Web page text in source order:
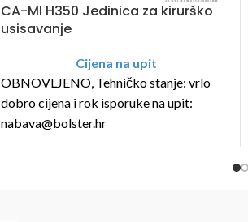
CA-MI H350 Jedinica za kirurško
usisavanje
Cijena na upit
OBNOVLJENO, Tehničko stanje: vrlo
dobro cijena i rok isporuke na upit:
nabava@bolster.hr